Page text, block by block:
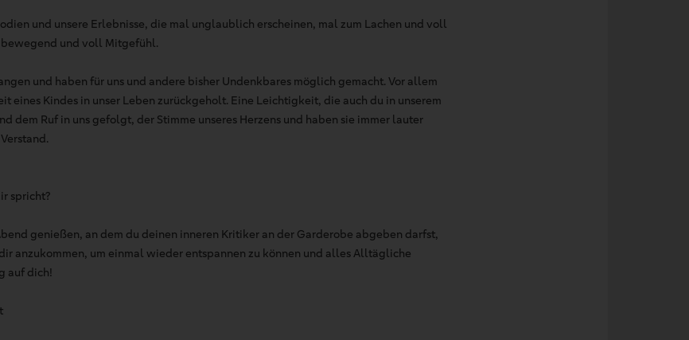
und unsere Erlebnisse, die mal unglaublich erscheinen, mal zum Lachen und voll
und voll Mitgefühl.
und haben für uns und andere bisher Undenkbares möglich gemacht. Vor allem
eines Kindes in unser Leben zurückgeholt. Eine Leichtigkeit, die auch du in unserem
dem Ruf in uns gefolgt, der Stimme unseres Herzens und haben sie immer lauter
spricht?
genießen, an dem du deinen inneren Kritiker an der Garderobe abgeben darfst,
anzukommen, um einmal wieder entspannen zu können und alles Alltägliche
auf dich!